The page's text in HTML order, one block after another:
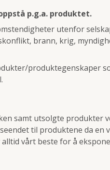
p.g.a. produktet.
utenfor
brann, krig,
produktegenskaper
samt utsolgte produkter
til produktene da en
vårt beste for å